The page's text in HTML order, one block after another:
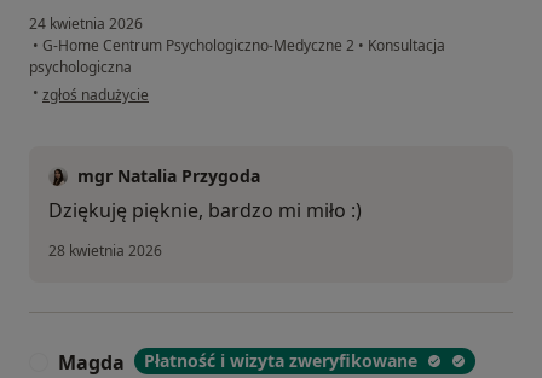
24 kwietnia 2026
• G-Home Centrum Psychologiczno-Medyczne 2 • Konsultacja
psychologiczna
• w opinii użytkownika Szymon
zgłoś nadużycie
mgr Natalia Przygoda
Dziękuję pięknie, bardzo mi miło :)
28 kwietnia 2026
Magda Płatność i wizyta zweryfikowane